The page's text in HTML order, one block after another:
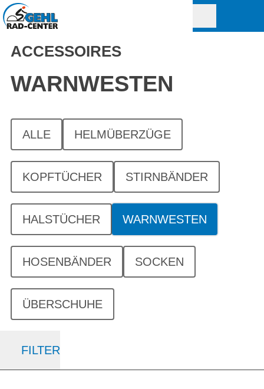
ACCESSOIRES
WARNWESTEN
ALLE HELMÜBERZÜGE
KOPFTÜCHER STIRNBÄNDER
HALSTÜCHER WARNWESTEN
HOSENBÄNDER SOCKEN
ÜBERSCHUHE
FILTER